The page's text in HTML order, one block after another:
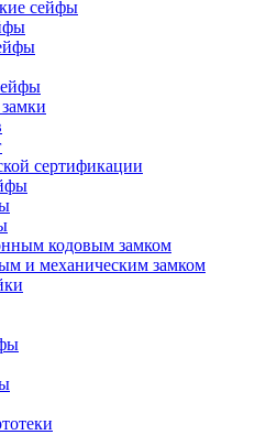
сейфы
сертификации
кодовым замком
и механическим замком